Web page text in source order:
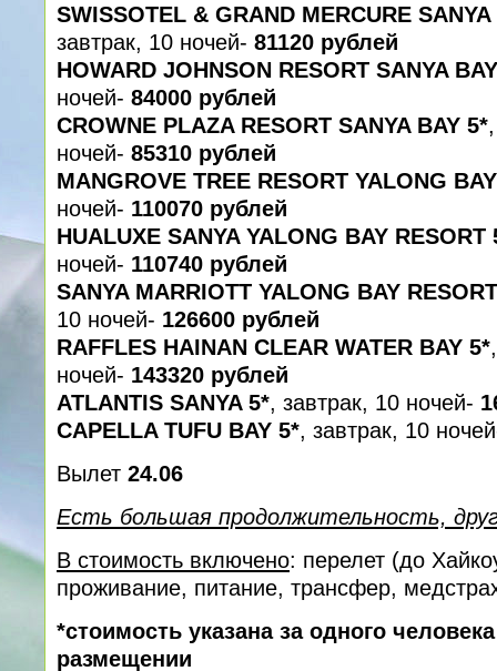
SWISSOTEL & GRAND MERCURE
завтрак, 10 ночей- 81120 рублей
HOWARD JOHNSON RESORT SANYA
ночей- 84000 рублей
CROWNE PLAZA RESORT SANYA BAY 5*
ночей- 85310 рублей
MANGROVE TREE RESORT YALONG
ночей- 110070 рублей
HUALUXE SANYA YALONG BAY RESORT
ночей- 110740 рублей
SANYA MARRIOTT YALONG BAY
10 ночей- 126600 рублей
RAFFLES HAINAN CLEAR WATER BAY 5*
ночей- 143320 рублей
ATLANTIS SANYA 5*, завтрак, 10 ночей-
CAPELLA TUFU BAY 5*, завтрак, 10
Вылет 24.06
Есть большая продолжительность,
В стоимость включено: перелет (до
проживание, питание, трансфер,
*стоимость указана за одного
размещении